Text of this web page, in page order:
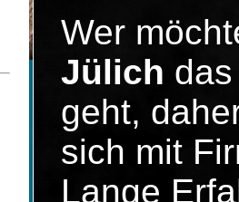
Wer
Jülich
geht,
sich mit
Lange